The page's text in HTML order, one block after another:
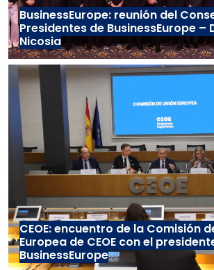
BusinessEurope: reunión del
Presidentes de BusinessEurope –
Nicosia
CEOE: encuentro de la Comisión
Europea de CEOE con el
BusinessEurope